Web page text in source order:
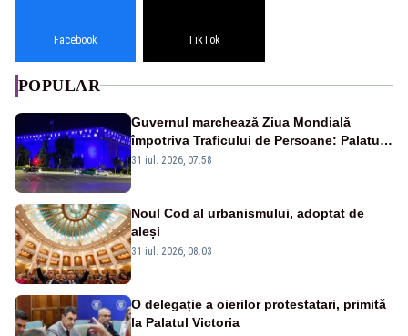
Facebook TikTok
POPULAR
Guvernul marchează Ziua Mondială
împotriva Traficului de Persoane: Palatul
Victoria, iluminat în albastru
31 iul. 2026, 07:58
Noul Cod al urbanismului, adoptat de
aleși
31 iul. 2026, 08:03
O delegație a oierilor protestatari, primită
la Palatul Victoria